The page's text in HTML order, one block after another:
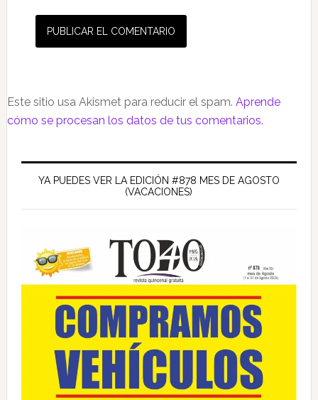
Este sitio usa Akismet para reducir el spam. Aprende
cómo se procesan los datos de tus comentarios.
Barra
lateral
principal
YA PUEDES VER LA EDICIÓN #878 MES DE AGOSTO
(VACACIONES)